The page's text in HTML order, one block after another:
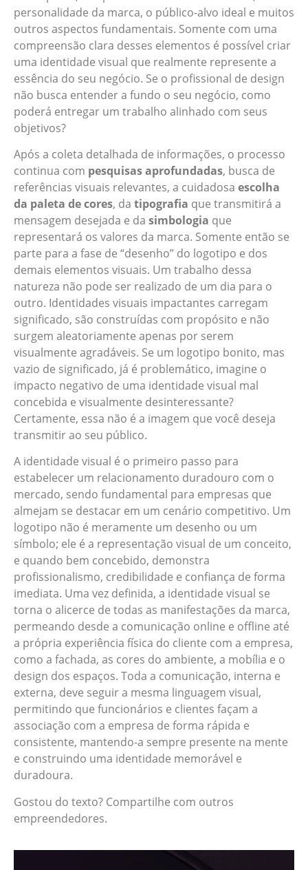
personalidade da marca, o público-alvo ideal e muitos
outros aspectos fundamentais. Somente com uma
compreensão clara desses elementos é possível criar
uma identidade visual que realmente represente a
essência do seu negócio. Se o profissional de design
não busca entender a fundo o seu negócio, como
poderá entregar um trabalho alinhado com seus
objetivos?
Após a coleta detalhada de informações, o processo
continua com pesquisas aprofundadas, busca de
referências visuais relevantes, a cuidadosa escolha
da paleta de cores, da tipografia que transmitirá a
mensagem desejada e da simbologia que
representará os valores da marca. Somente então se
parte para a fase de “desenho” do logotipo e dos
demais elementos visuais. Um trabalho dessa
natureza não pode ser realizado de um dia para o
outro. Identidades visuais impactantes carregam
significado, são construídas com propósito e não
surgem aleatoriamente apenas por serem
visualmente agradáveis. Se um logotipo bonito, mas
vazio de significado, já é problemático, imagine o
impacto negativo de uma identidade visual mal
concebida e visualmente desinteressante?
Certamente, essa não é a imagem que você deseja
transmitir ao seu público.
A identidade visual é o primeiro passo para
estabelecer um relacionamento duradouro com o
mercado, sendo fundamental para empresas que
almejam se destacar em um cenário competitivo. Um
logotipo não é meramente um desenho ou um
símbolo; ele é a representação visual de um conceito,
e quando bem concebido, demonstra
profissionalismo, credibilidade e confiança de forma
imediata. Uma vez definida, a identidade visual se
torna o alicerce de todas as manifestações da marca,
permeando desde a comunicação online e offline até
a própria experiência física do cliente com a empresa,
como a fachada, as cores do ambiente, a mobília e o
design dos espaços. Toda a comunicação, interna e
externa, deve seguir a mesma linguagem visual,
permitindo que funcionários e clientes façam a
associação com a empresa de forma rápida e
consistente, mantendo-a sempre presente na mente
e construindo uma identidade memorável e
duradoura.
Gostou do texto? Compartilhe com outros
empreendedores.